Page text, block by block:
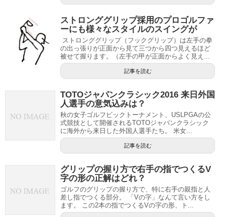
ストロンググリップ採用のプロゴルファ
ーにも様々なスタイルのスイングが
ストロンググリップ（フックグリップ）は左手の拳
の出っ張りが正面から見て三つから四つ見えるほど
被せて握ります。（左手の甲が正面からよく見え...
記事を読む
TOTOジャパンクラシック2016 来日外国
人選手の意気込みは？
秋の女子ゴルフビックトーナメント、USLPGAの公
式競技として開催されるTOTOジャパンクラシック
に海外から来日した外国人選手たち。 米女...
記事を読む
グリップの握り方で右手の指でつくるV
字の形の正解はどれ？
ゴルフのグリップの握り方で、特に右手の親指と人
差し指でつくる部分。 「Vの字」なんて言い方をし
ます。 この2本の指でつくるVの字の形、ト...